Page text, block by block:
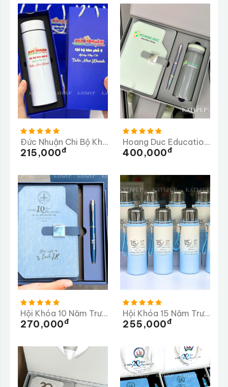
Đức Nhuận Chi Bộ Khu Phố 2
215,000Đ
Hoang Duc Education Group
400,000Đ
Hội Khóa 10 Năm Trường THPT Mộng Dương
270,000Đ
Hội Khóa 15 Năm Trường THPT Ba Bể
255,000Đ